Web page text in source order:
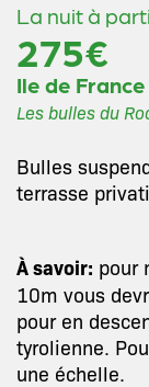
La nuit à
275€
Ile de France
Les bulles du
Bulles
terrasse
À savoir: pour
10m vous
pour en
tyrolienne.
une échelle.